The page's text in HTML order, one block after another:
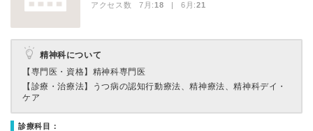
アクセス数 7月:18 | 6月:21
精神科について
【専門医・資格】 精神科専門医
【診療・治療法】
うつ病の認知行動療法、精神療法、精神科デイ・
ケア
診療科目：